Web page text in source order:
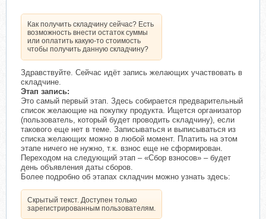
Как получить складчину сейчас? Есть
возможность внести остаток суммы
или оплатить какую-то стоимость
чтобы получить данную складчину?
Здравствуйте. Сейчас идёт запись желающих участвовать в
складчине.
Этап запись:
Это самый первый этап. Здесь собирается предварительный
список желающие на покупку продукта. Ищется организатор
(пользователь, который будет проводить складчину), если
такового еще нет в теме. Записываться и выписываться из
списка желающих можно в любой момент. Платить на этом
этапе ничего не нужно, т.к. взнос еще не сформирован.
Переходом на следующий этап – «Сбор взносов» – будет
день объявления даты сборов.
Более подробно об этапах складчин можно узнать здесь:
Скрытый текст. Доступен только
зарегистрированным пользователям.